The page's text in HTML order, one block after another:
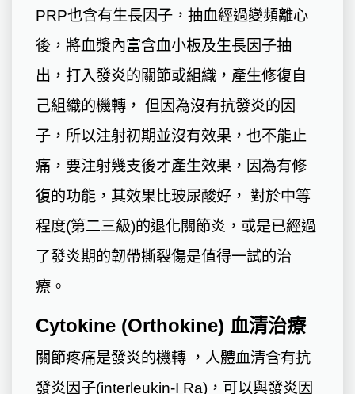
PRP也含有生長因子，抽血經過變頻離心
後，將血漿內富含血小板及生長因子抽
出，打入發炎的關節或組織，產生修復自
己組織的機轉， 但因為沒有抗發炎的因
子，所以注射初期並沒有效果，也不能止
痛，要注射幾支後才產生效果，因為有修
復的功能，其效果比玻尿酸好， 對於中等
程度(第二三級)的退化關節炎，或是已經過
了發炎期的韌帶撕裂傷是值得一試的治
療。
Cytokine (Orthokine) 血清治療
關節疼痛是發炎的機轉 ，人體血清含有抗
發炎因子(interleukin-I Ra)，可以與發炎因